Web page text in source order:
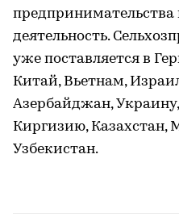
предпринимательства
деятельность.
уже поставляется в
Китай, Вьетнам,
Азербайджан,
Киргизию, Казахстан,
Узбекистан.